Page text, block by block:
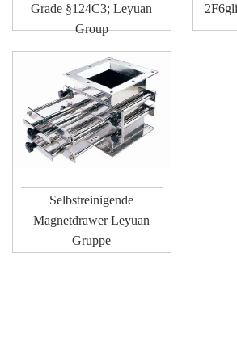
Grade §124C3; Leyuan
Group
Selbstreinigende
Magnetdrawer Leyuan
Gruppe